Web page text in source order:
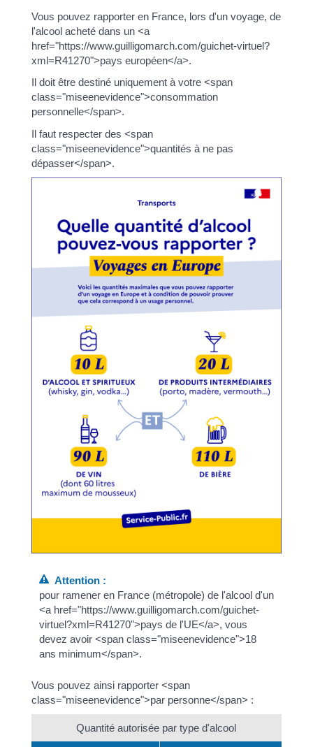
Vous pouvez rapporter en France, lors d'un voyage, de
l'alcool acheté dans un <a
href="https://www.guilligomarch.com/guichet-virtuel?
xml=R41270">pays européen</a>.
Il doit être destiné uniquement à votre <span
class="miseenevidence">consommation
personnelle</span>.
Il faut respecter des <span
class="miseenevidence">quantités à ne pas
dépasser</span>.
Attention :
pour ramener en France (métropole) de l'alcool d'un
<a href="https://www.guilligomarch.com/guichet-
virtuel?xml=R41270">pays de l'UE</a>, vous
devez avoir <span class="miseenevidence">18
ans minimum</span>.
Vous pouvez ainsi rapporter <span
class="miseenevidence">par personne</span> :
Quantité autorisée par type d'alcool